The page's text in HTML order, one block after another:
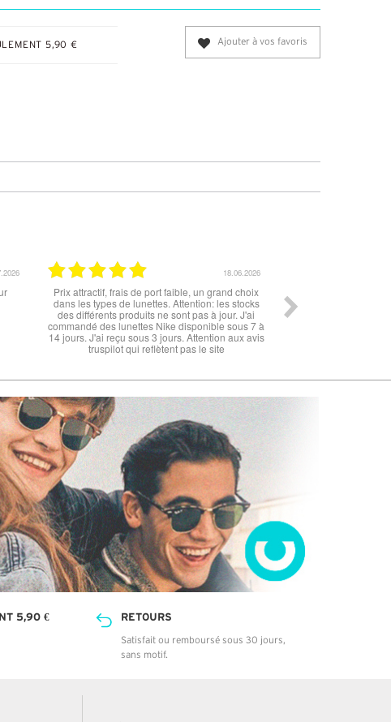
5,90 € Ajouter à vos favoris
super les lunettes, très cool, merci
Rien à redire si ce n'est la
peu longue à mon goût.
5,90 € RETOURS
Satisfait ou remboursé sous 30 jours,
sans motif.